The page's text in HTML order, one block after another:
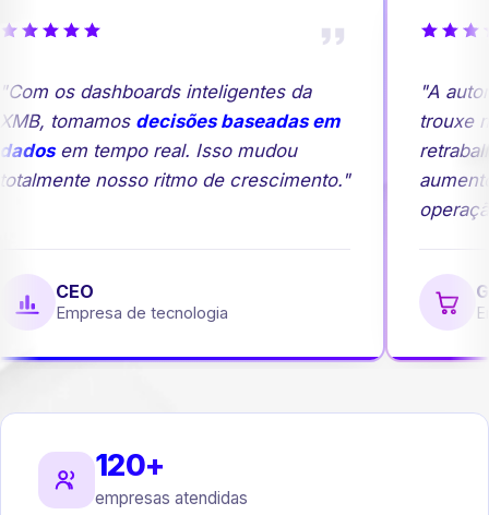
os dashboards inteligentes da
tomamosdecisões baseadas em
em tempo real. Isso mudou
nosso ritmo de crescimento."
CEO
Empresa de tecnologia
"A
trouxe
120+
empresas atendidas